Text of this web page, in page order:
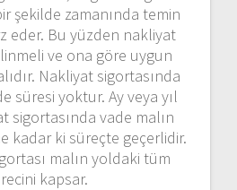
şekilde zamanında temin
eder. Bu yüzden nakliyat
ve ona göre uygun
Nakliyat sigortasında
süresi yoktur. Ay veya yıl
sigortasında vade malın
kadar ki süreçte geçerlidir.
malın yoldaki tüm
kapsar.